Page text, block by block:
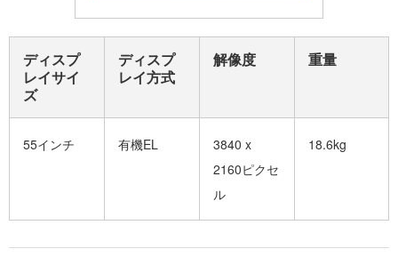
ディスプ
レイサイ
ズ
ディスプ
レイ方式
解像度 重量
55インチ 有機EL
3840 x
2160ピクセ
ル
18.6kg